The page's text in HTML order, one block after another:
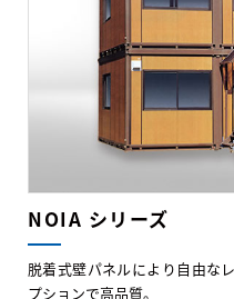
NOIA シリーズ
脱着式壁パネルにより自由な
プションで高品質。